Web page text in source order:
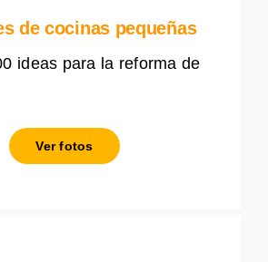
de cocinas pequeñas
ideas para la reforma de
Ver fotos